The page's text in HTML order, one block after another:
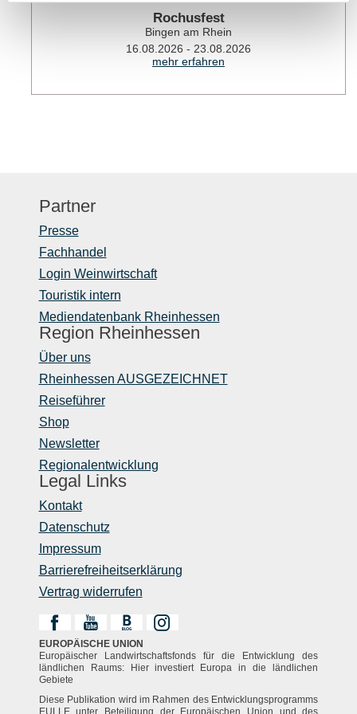
Rochusfest
Bingen am Rhein
16.08.2026 - 23.08.2026
mehr erfahren
Partner
Presse
Fachhandel
Login Weinwirtschaft
Touristik intern
Mediendatenbank Rheinhessen
Region Rheinhessen
Über uns
Rheinhessen AUSGEZEICHNET
Reiseführer
Shop
Newsletter
Regionalentwicklung
Legal Links
Kontakt
Datenschutz
Impressum
Barrierefreiheitserklärung
Vertrag widerrufen
EUROPÄISCHE UNION
Europäischer Landwirtschaftsfonds für die Entwicklung des
ländlichen Raums: Hier investiert Europa in die ländlichen
Gebiete
Diese Publikation wird im Rahmen des Entwicklungsprogramms
EULLE unter Beteiligung der Europäischen Union und des